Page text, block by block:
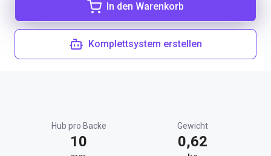
In den Warenkorb
Komplettsystem erstellen
Hub pro Backe
10
Gewicht
0,62